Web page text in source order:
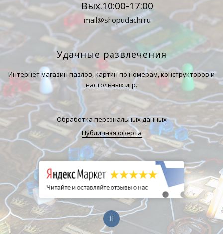
Вых.10:00-17:00
mail@shopudachi.ru
Удачные развлечения
Интернет магазин пазлов, картин по номерам, конструкторов и
настольных игр.
Обработка персональных данных
Публичная оферта